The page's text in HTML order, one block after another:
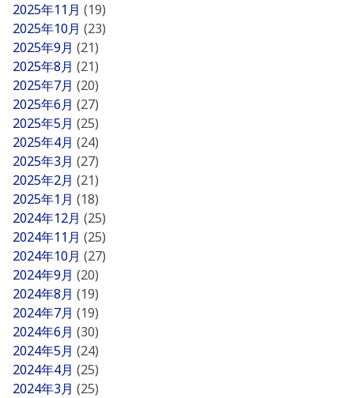
2025年11月 (19)
2025年10月 (23)
2025年9月 (21)
2025年8月 (21)
2025年7月 (20)
2025年6月 (27)
2025年5月 (25)
2025年4月 (24)
2025年3月 (27)
2025年2月 (21)
2025年1月 (18)
2024年12月 (25)
2024年11月 (25)
2024年10月 (27)
2024年9月 (20)
2024年8月 (19)
2024年7月 (19)
2024年6月 (30)
2024年5月 (24)
2024年4月 (25)
2024年3月 (25)